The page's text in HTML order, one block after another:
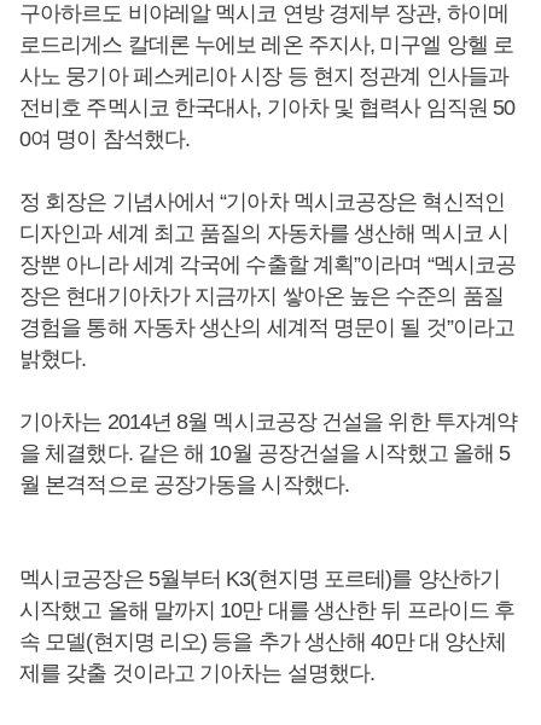
구아하르도 비야레알 멕시코 연방 경제부 장관, 하이메
로드리게스 칼데론 누에보 레온 주지사, 미구엘 앙헬 로
사노 뭉기아 페스케리아 시장 등 현지 정관계 인사들과
전비호 주멕시코 한국대사, 기아차 및 협력사 임직원 50
0여 명이 참석했다.
정 회장은 기념사에서 “기아차 멕시코공장은 혁신적인
디자인과 세계 최고 품질의 자동차를 생산해 멕시코 시
장뿐 아니라 세계 각국에 수출할 계획”이라며 “멕시코공
장은 현대기아차가 지금까지 쌓아온 높은 수준의 품질
경험을 통해 자동차 생산의 세계적 명문이 될 것”이라고
밝혔다.
기아차는 2014년 8월 멕시코공장 건설을 위한 투자계약
을 체결했다. 같은 해 10월 공장건설을 시작했고 올해 5
월 본격적으로 공장가동을 시작했다.
멕시코공장은 5월부터 K3(현지명 포르테)를 양산하기
시작했고 올해 말까지 10만 대를 생산한 뒤 프라이드 후
속 모델(현지명 리오) 등을 추가 생산해 40만 대 양산체
제를 갖출 것이라고 기아차는 설명했다.